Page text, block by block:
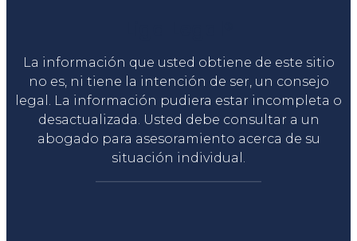
La información que usted obtiene de este sitio
no es, ni tiene la intención de ser, un consejo
legal. La información pudiera estar incompleta o
desactualizada. Usted debe consultar a un
abogado para asesoramiento acerca de su
situación individual.